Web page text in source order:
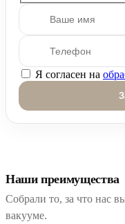
Оставьте это поле
Я согласен на
Наши преимущества
Собрали то, за что нас
вакууме.